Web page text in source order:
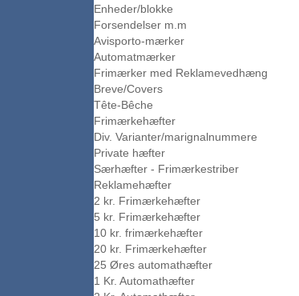
Enheder/blokke
Forsendelser m.m
Avisporto-mærker
Automatmærker
Frimærker med Reklamevedhæng
Breve/Covers
Tête-Bêche
Frimærkehæfter
Div. Varianter/marignalnummere
Private hæfter
Særhæfter - Frimærkestriber
Reklamehæfter
2 kr. Frimærkehæfter
5 kr. Frimærkehæfter
10 kr. frimærkehæfter
20 kr. Frimærkehæfter
25 Øres automathæfter
1 Kr. Automathæfter